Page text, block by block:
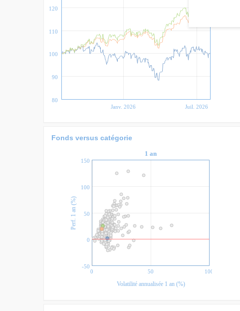
Janv. 2026 Juil. 2026
80
90
100
110
120
Fonds versus catégorie
1 an
-50
0
50
100
150
P
e
r
f
.
1
a
n
(
%
)
0 50 100
Volatilité annualisée 1 an (%)